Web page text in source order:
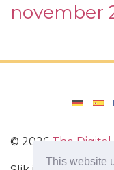
This website
november
© 2026 The